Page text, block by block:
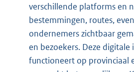
verschillende platforms en
bestemmingen, routes,
ondernemers zichtbaar
en bezoekers. Deze
functioneert op provinciaal